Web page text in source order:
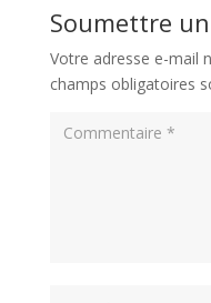
Soumettre
Votre adresse e-mail
champs obligatoires